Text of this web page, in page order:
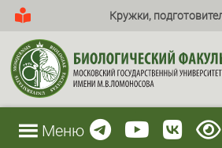
Кружки,
Меню